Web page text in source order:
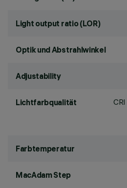
Light output ratio (LOR)
Optik und Abstrahlwinkel
Adjustability
Lichtfarbqualität CRI
Farbtemperatur
MacAdam Step